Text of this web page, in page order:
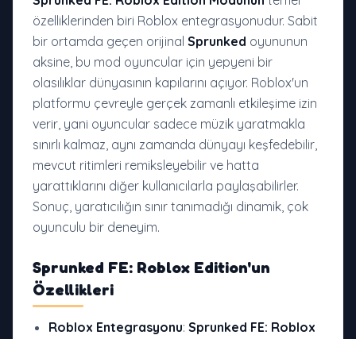
özelliklerinden biri Roblox entegrasyonudur. Sabit
bir ortamda geçen orijinal Sprunked oyununun
aksine, bu mod oyuncular için yepyeni bir
olasılıklar dünyasının kapılarını açıyor. Roblox'un
platformu çevreyle gerçek zamanlı etkileşime izin
verir, yani oyuncular sadece müzik yaratmakla
sınırlı kalmaz, aynı zamanda dünyayı keşfedebilir,
mevcut ritimleri remiksleyebilir ve hatta
yarattıklarını diğer kullanıcılarla paylaşabilirler.
Sonuç, yaratıcılığın sınır tanımadığı dinamik, çok
oyunculu bir deneyim.
Sprunked FE: Roblox Edition'un
Özellikleri
Roblox Entegrasyonu: Sprunked FE: Roblox